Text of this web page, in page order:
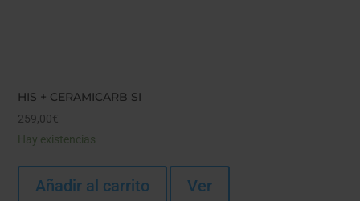
HIS + CERAMICARB SI
259,00€
Hay existencias
Añadir al carrito Ver